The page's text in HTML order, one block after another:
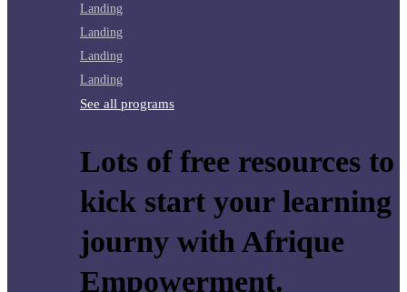
Landing
Landing
Landing
Landing
See all programs
Lots of free resources to
kick start your learning
journy with Afrique
Empowerment.